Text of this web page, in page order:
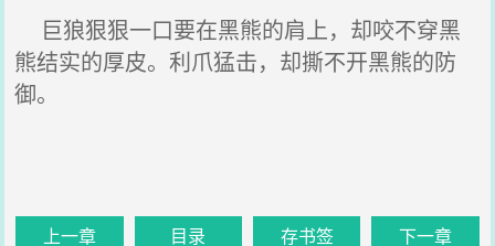
巨狼狠狠一口要在黑熊的肩上，却咬不穿黑
熊结实的厚皮。利爪猛击，却撕不开黑熊的防
御。
上一章 目录 存书签 下一章